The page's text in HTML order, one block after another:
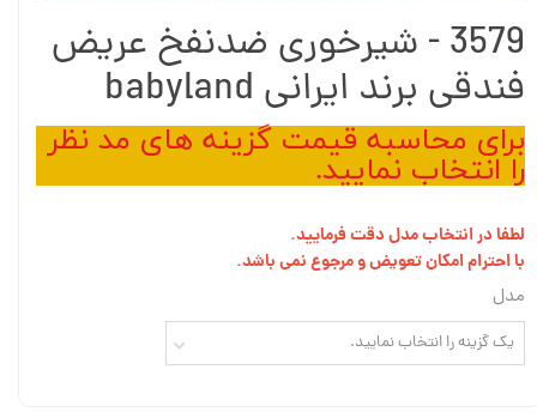
3579 - شیرخوری ضدنفخ عریض
فندقی برند ایرانی babyland
برای محاسبه قیمت گزینه های مد نظر
را انتخاب نمایید.
لطفا در انتخاب مدل دقت فرمایید.
با احترام امکان تعویض و مرجوع نمی باشد.
مدل
یک گزینه را انتخاب نمایید.